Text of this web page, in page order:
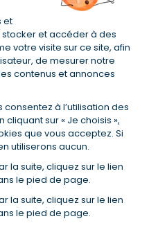
et
et accéder à des
votre visite sur ce site, afin
de mesurer notre
contenus et annonces
consentez à l’utilisation des
sur « Je choisis »,
que vous acceptez. Si
utiliserons aucun.
la suite, cliquez sur le lien
le pied de page.
la suite, cliquez sur le lien
le pied de page.
selon votre profil
d'un prêt amortissable de 330
à un salarié non cadre assuré à
36 ans fumeur et une personne
PTIA, IPP, ITT, IPP) âgée de 35
médical connu. Au
par la banque 179,08 €/mois
au 14/07/2022 avec
de l'assurance : 15 117,65 €).
d'un montant fixé entre
la hausse du coût total du
directions
profil et votre demande.
Selon votre profil et